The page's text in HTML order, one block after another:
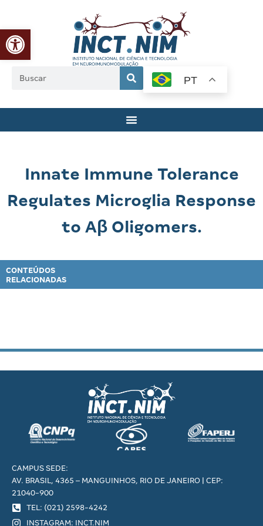
Abrir a barra de ferramentas
PT
Innate Immune Tolerance
Regulates Microglia Response
to Aβ Oligomers.
CONTEÚDOS
RELACIONADAS
CAMPUS SEDE:
AV. BRASIL, 4365 – MANGUINHOS, RIO DE JANEIRO | CEP:
21040-900
TEL: (021) 2598-4242
INSTAGRAM: INCT.NIM